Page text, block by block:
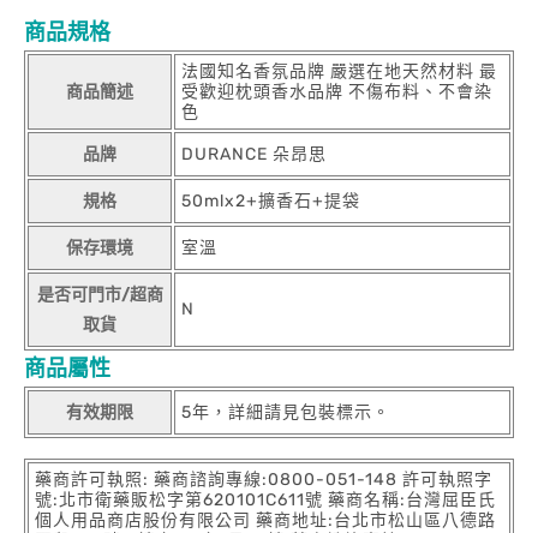
商品規格
商品簡述
法國知名香氛品牌 嚴選在地天然材料 最
受歡迎枕頭香水品牌 不傷布料、不會染
色
品牌 DURANCE 朵昂思
規格 50mlx2+擴香石+提袋
保存環境 室溫
是否可門市/超商
取貨
N
商品屬性
有效期限 5年，詳細請見包裝標示。
藥商許可執照: 藥商諮詢專線:0800-051-148 許可執照字
號:北市衛藥販松字第620101C611號 藥商名稱:台灣屈臣氏
個人用品商店股份有限公司 藥商地址:台北市松山區八德路